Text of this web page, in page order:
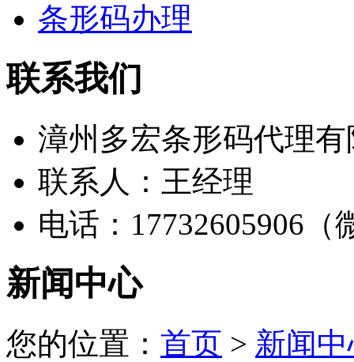
条形码办理
联系我们
漳州多宏条形码代理
联系人：王经理
电话：17732605906（
新闻中心
您的位置： 首页 > 新闻